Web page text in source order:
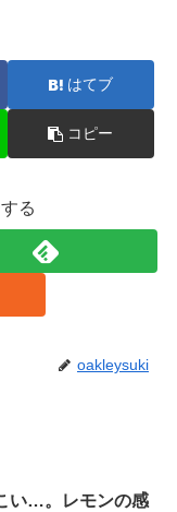
はてブ
コピー
る
oakleysuki
い…。レモンの感